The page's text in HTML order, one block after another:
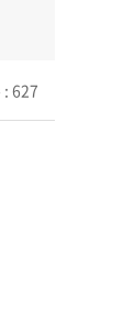
: 627